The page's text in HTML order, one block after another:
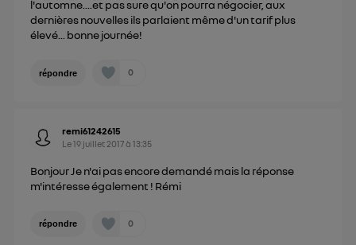
l'automne....et pas sure qu'on pourra négocier, aux
dernières nouvelles ils parlaient même d'un tarif plus
élevé... bonne journée!
répondre 0
remi61242615
Le19 juillet 2017à13:35
Bonjour Je n'ai pas encore demandé mais la réponse
m'intéresse également ! Rémi
répondre 0